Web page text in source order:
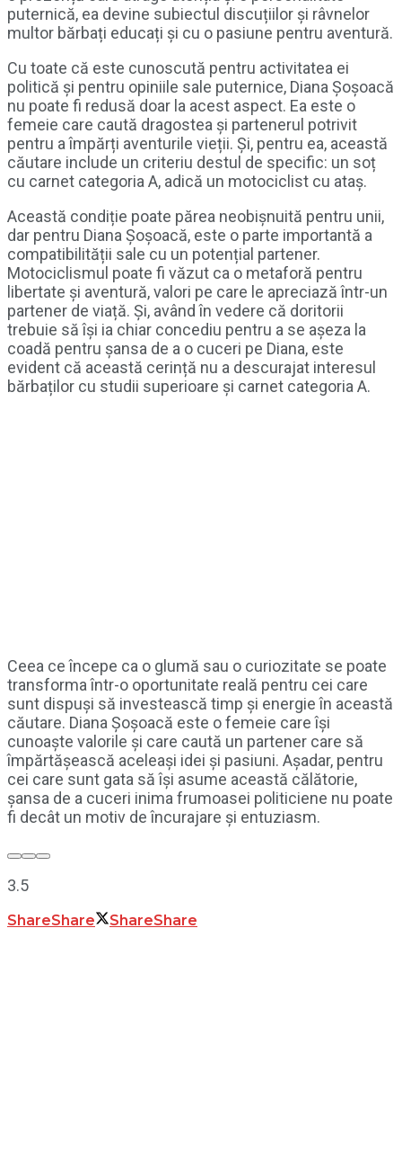
puternică, ea devine subiectul discuțiilor și râvnelor
multor bărbați educați și cu o pasiune pentru aventură.
Cu toate că este cunoscută pentru activitatea ei
politică și pentru opiniile sale puternice, Diana Șoșoacă
nu poate fi redusă doar la acest aspect. Ea este o
femeie care caută dragostea și partenerul potrivit
pentru a împărți aventurile vieții. Și, pentru ea, această
căutare include un criteriu destul de specific: un soț
cu carnet categoria A, adică un motociclist cu ataș.
Această condiție poate părea neobișnuită pentru unii,
dar pentru Diana Șoșoacă, este o parte importantă a
compatibilității sale cu un potențial partener.
Motociclismul poate fi văzut ca o metaforă pentru
libertate și aventură, valori pe care le apreciază într-un
partener de viață. Și, având în vedere că doritorii
trebuie să își ia chiar concediu pentru a se așeza la
coadă pentru șansa de a o cuceri pe Diana, este
evident că această cerință nu a descurajat interesul
bărbaților cu studii superioare și carnet categoria A.
Ceea ce începe ca o glumă sau o curiozitate se poate
transforma într-o oportunitate reală pentru cei care
sunt dispuși să investească timp și energie în această
căutare. Diana Șoșoacă este o femeie care își
cunoaște valorile și care caută un partener care să
împărtășească aceleași idei și pasiuni. Așadar, pentru
cei care sunt gata să își asume această călătorie,
șansa de a cuceri inima frumoasei politiciene nu poate
fi decât un motiv de încurajare și entuziasm.
3.5
ShareShare ShareShare